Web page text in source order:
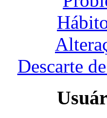
Descarte